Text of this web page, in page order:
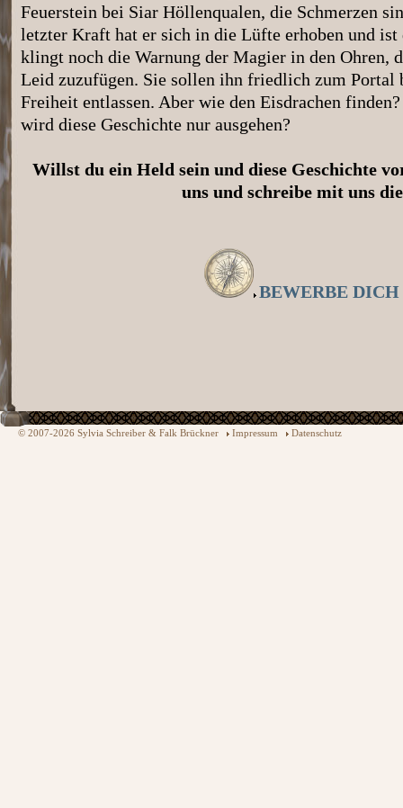
Feuerstein bei Siar Höllenqualen, die Schmerzen
letzter Kraft hat er sich in die Lüfte erhoben und
klingt noch die Warnung der Magier in den Ohren,
Leid zuzufügen. Sie sollen ihn friedlich zum
Freiheit entlassen. Aber wie den Eisdrachen
wird diese Geschichte nur ausgehen?
Willst du ein Held sein und diese Geschichte
uns und schreibe mit uns
BEWERBE
© 2007-2026 Sylvia Schreiber & Falk Brückner Impressum Datenschutz